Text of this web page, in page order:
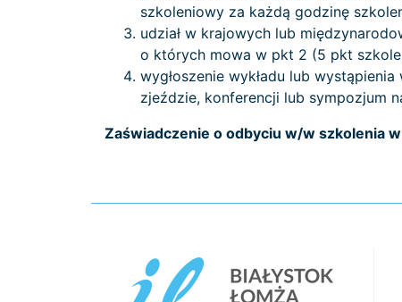
szkoleniowy za każdą godzinę
udział w krajowych lub
o których mowa w pkt 2 (5 pkt
wygłoszenie wykładu lub
zjeździe, konferencji lub sympozjum
Zaświadczenie o odbyciu w/w szkolenia